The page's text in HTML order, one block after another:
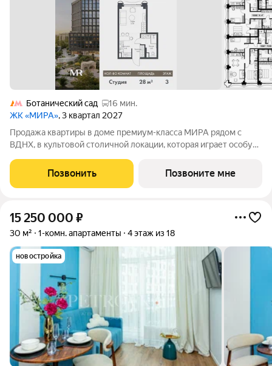
Ботанический сад
16 мин.
ЖК «МИРА», 3 квартал 2027
Продажа квартиры в доме премиум-класса МИРА рядом с
ВДНХ, в культовой столичной локации, которая играет особую
площадью 28.01 м расположена в корпусе 1, на 3 этаже 17
этажного дома. Дом
Позвонить Позвоните мне
15 250 000 ₽
30 м² 1-комн. апартаменты 4 этаж из 18
новостройка